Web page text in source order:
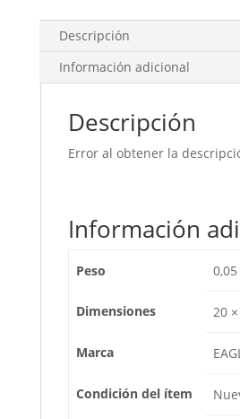
Descripción
Información adicional
Descripción
Error al obtener la
Información
Peso
Dimensiones 20
Marca
Condición del ítem